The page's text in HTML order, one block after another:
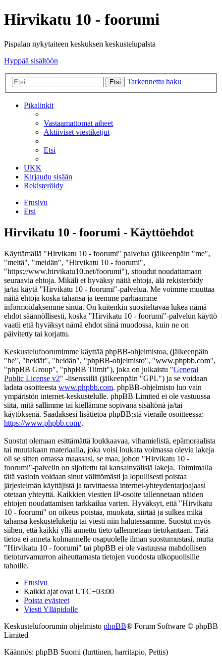
Hirvikatu 10 - foorumi
Pispalan nykytaiteen keskuksen keskustelupalsta
Hyppää sisältöön
Etsi Tarkennettu haku
Pikalinkit
Vastaamattomat aiheet
Aktiiviset viestiketjut
Etsi
UKK
Kirjaudu sisään
Rekisteröidy
Etusivu
Etsi
Hirvikatu 10 - foorumi - Käyttöehdot
Käyttämällä "Hirvikatu 10 - foorumi" palvelua (jälkeenpäin "me",
"meitä", "meidän", "Hirvikatu 10 - foorumi",
"https://www.hirvikatu10.net/foorumi"), sitoudut noudattamaan
seuraavia ehtoja. Mikäli et hyväksy näitä ehtoja, älä rekisteröidy
ja/tai käytä "Hirvikatu 10 - foorumi"-palvelua. Me voimme muuttaa
näitä ehtoja koska tahansa ja teemme parhaamme
informoidaksemme sinua. On kuitenkin suositeltavaa lukea nämä
ehdot säännöllisesti, koska "Hirvikatu 10 - foorumi"-palvelun käyttö
vaatii että hyväksyt nämä ehdot siinä muodossa, kuin ne on
päivitetty tai korjattu.
Keskustelufoorumimme käyttää phpBB-ohjelmistoa, (jälkeenpäin
"he", "heidät", "heidän", "phpBB-ohjelmisto", "www.phpbb.com",
"phpBB Group", "phpBB Tiimit"), joka on julkaistu "General
Public License v2" -lisenssillä (jälkeenpäin "GPL") ja se voidaan
ladata osoitteesta www.phpbb.com. phpBB-ohjelmisto luo vain
ympäristön internet-keskustelulle. phpBB Limited ei ole vastuussa
siitä, mitä sallimme tai kiellämme sopivana sisältönä ja/tai
käytöksenä. Saadaksesi lisätietoa phpBB:stä vieraile osoitteessa:
https://www.phpbb.com/.
Suostut olemaan esittämättä loukkaavaa, vihamielistä, epämoraalista
tai muutakaan materiaalia, joka voisi loukata voimassa olevia lakeja
oli se sitten omassa maassasi, se maa, johon "Hirvikatu 10 -
foorumi"-palvelin on sijoitettu tai kansainvälisiä lakeja. Toimimalla
tätä vastoin voidaan sinut välittömästi ja lopullisesti poistaa
järjestelmän käyttäjistä ja tarvittaessa internet-yhteydentarjoajaasi
otetaan yhteyttä. Kaikkien viestien IP-osoite tallennetaan näiden
ehtojen noudattamisen tarkkailua varten. Hyväksyt, että "Hirvikatu
10 - foorumi" on oikeus poistaa, muokata, siirtää ja sulkea mikä
tahansa keskusteluketju tai viesti niin halutessamme. Suostut myös
siihen, että kaikki yllä annettu tieto tallennetaan tietokantaan. Tätä
tietoa ei anneta kolmannelle osapuolelle ilman suostumustasi, mutta
"Hirvikatu 10 - foorumi" tai phpBB ei ole vastuussa mahdollisen
tietoturvamurron aiheuttamasta tietojen vuodosta ulkopuolisille
tahoille.
Etusivu
Kaikki ajat ovat UTC+03:00
Poista evästeet
Viesti Ylläpidolle
Keskustelufoorumin ohjelmisto phpBB® Forum Software © phpBB
Limited
Käännös: phpBB Suomi (lurttinen, harritapio, Pettis)